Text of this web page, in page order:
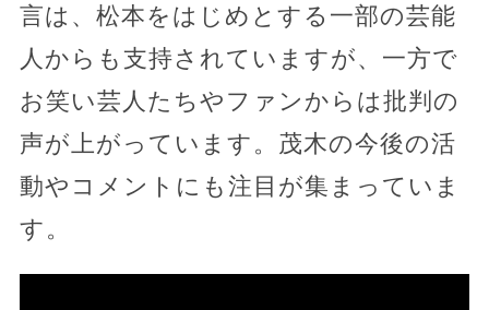
言は、松本をはじめとする一部の芸能
人からも支持されていますが、一方で
お笑い芸人たちやファンからは批判の
声が上がっています。茂木の今後の活
動やコメントにも注目が集まっていま
す。